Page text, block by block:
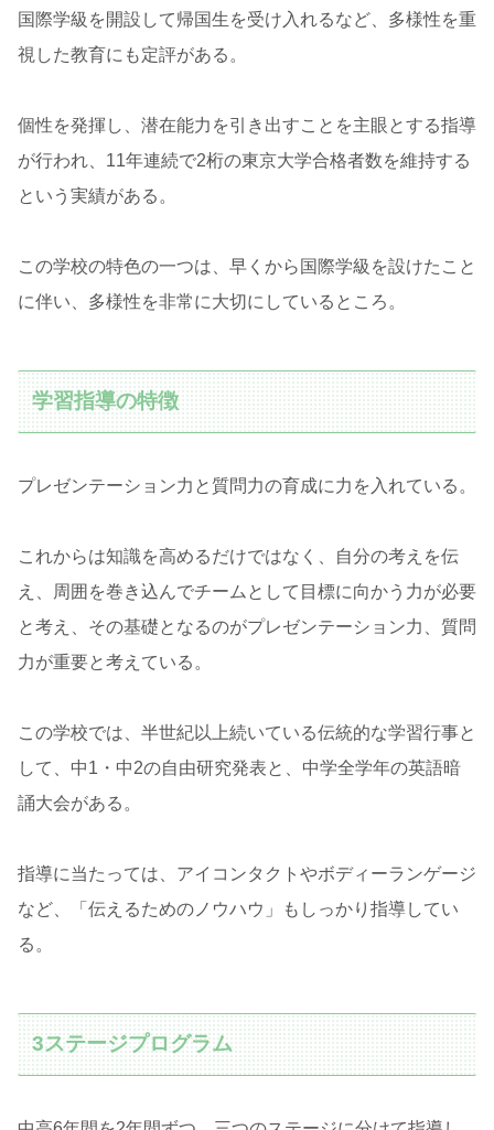
国際学級を開設して帰国生を受け入れるなど、多様性を重
視した教育にも定評がある。
個性を発揮し、潜在能力を引き出すことを主眼とする指導
が行われ、11年連続で2桁の東京大学合格者数を維持する
という実績がある。
この学校の特色の一つは、早くから国際学級を設けたこと
に伴い、多様性を非常に大切にしているところ。
学習指導の特徴
プレゼンテーション力と質問力の育成に力を入れている。
これからは知識を高めるだけではなく、自分の考えを伝
え、周囲を巻き込んでチームとして目標に向かう力が必要
と考え、その基礎となるのがプレゼンテーション力、質問
力が重要と考えている。
この学校では、半世紀以上続いている伝統的な学習行事と
して、中1・中2の自由研究発表と、中学全学年の英語暗
誦大会がある。
指導に当たっては、アイコンタクトやボディーランゲージ
など、「伝えるためのノウハウ」もしっかり指導してい
る。
3ステージプログラム